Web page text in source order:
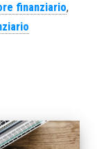
finanziario,